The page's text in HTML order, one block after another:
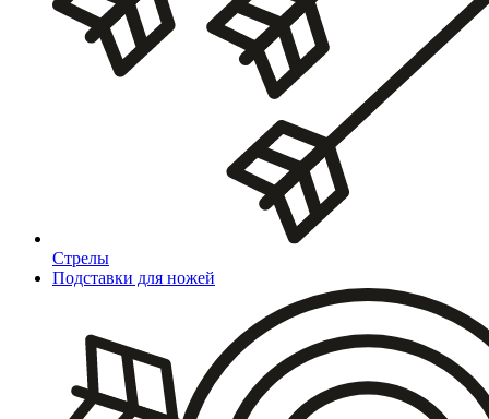
Стрелы
Подставки для ножей